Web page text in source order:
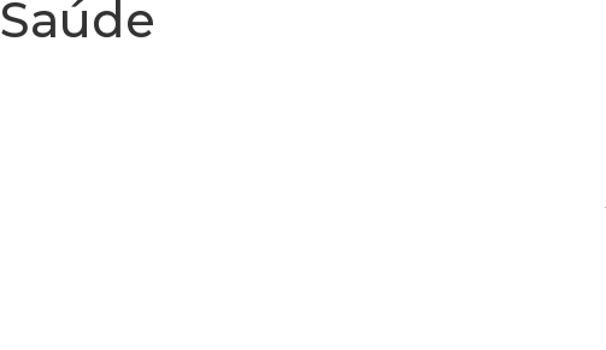
Saúde